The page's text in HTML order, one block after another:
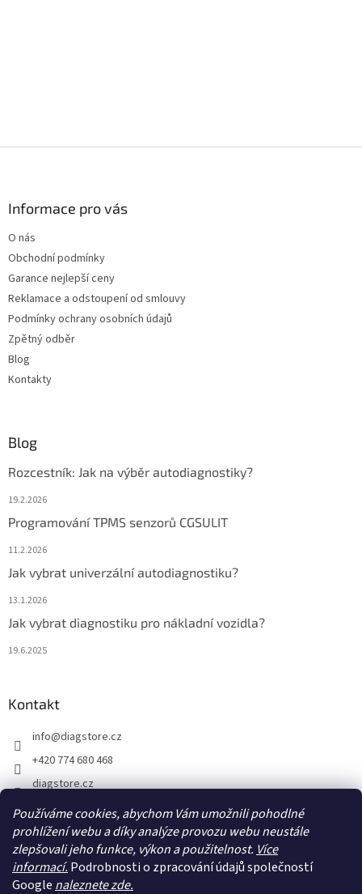
Používáme cookies, abychom Vám umožnili pohodlné
prohlížení webu a díky analýze provozu webu neustále
zlepšovali jeho funkce, výkon a použitelnost. Více
informací. Podrobnosti o zpracování údajů společností
Google naleznete zde.
Informace pro vás
O nás
Obchodní podmínky
Garance nejlepší ceny
Reklamace a odstoupení od smlouvy
Podmínky ochrany osobních údajů
Zpětný odběr
Blog
Kontakty
Blog
Rozcestník: Jak na výběr autodiagnostiky?
19.2.2026
Programování TPMS senzorů CGSULIT
11.2.2026
Jak vybrat univerzální autodiagnostiku?
13.1.2026
Jak vybrat diagnostiku pro nákladní vozidla?
19.6.2025
Kontakt
info@diagstore.cz
+420 774 680 468
diagstore.cz
diagstorecz
diagstore
@diagstorecz